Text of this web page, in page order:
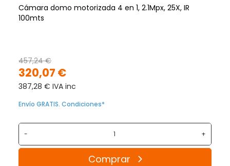
Cámara domo motorizada 4 en 1, 2.1Mpx, 25X, IR
100mts
320,07 €
457,24 €
387,28 € IVA inc
Envío GRATIS. Condiciones*
- +
Comprar